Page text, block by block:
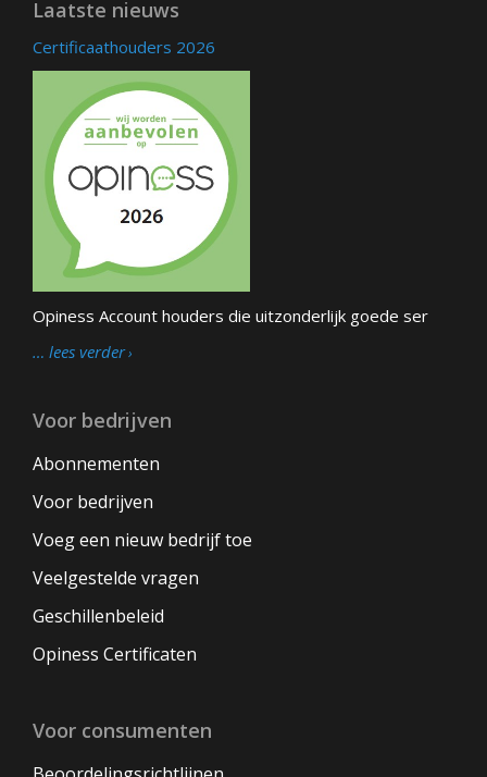
Laatste nieuws
Certificaathouders 2026
Opiness Account houders die uitzonderlijk goede ser
… lees verder
Voor bedrijven
Abonnementen
Voor bedrijven
Voeg een nieuw bedrijf toe
Veelgestelde vragen
Geschillenbeleid
Opiness Certificaten
Voor consumenten